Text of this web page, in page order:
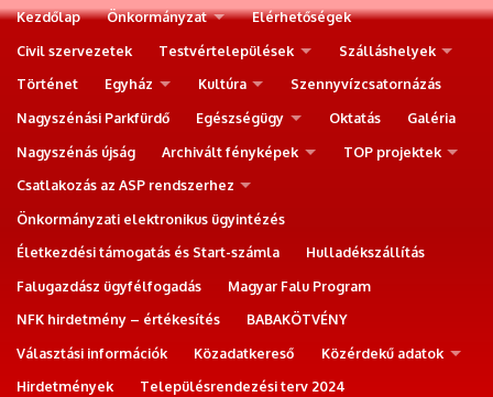
Kezdőlap Önkormányzat
Elérhetőségek
Civil szervezetek
Testvértelepülések
Szálláshelyek
Történet
Egyház Kultúra
Szennyvízcsatornázás
Nagyszénási Parkfürdő
Egészségügy Oktatás
Galéria
Nagyszénás újság
Archivált fényképek
TOP projektek
Csatlakozás az ASP rendszerhez
Önkormányzati elektronikus ügyintézés
Életkezdési támogatás és Start-számla
Hulladékszállítás
Falugazdász ügyfélfogadás
Magyar Falu Program
NFK hirdetmény – értékesítés
BABAKÖTVÉNY
Választási információk
Közadatkereső
Közérdekű adatok
Hirdetmények
Településrendezési terv 2024